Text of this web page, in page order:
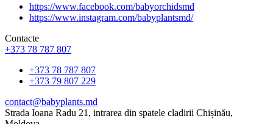
https://www.facebook.com/babyorchidsmd
https://www.instagram.com/babyplantsmd/
Contacte
+373 78 787 807
+373 78 787 807
+373 79 807 229
contact@babyplants.md
Strada Ioana Radu 21, intrarea din spatele cladirii Chișinău,